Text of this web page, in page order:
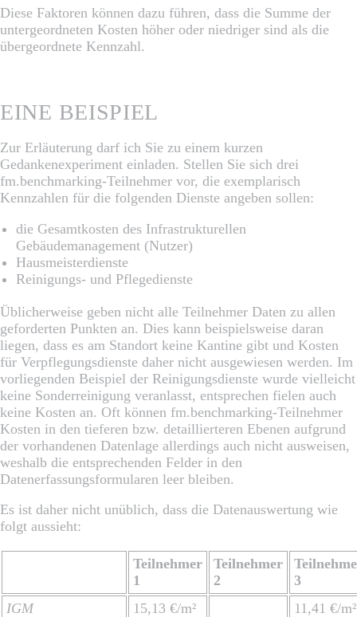
Diese Faktoren können dazu führen, dass die Summe der
untergeordneten Kosten höher oder niedriger sind als die
übergeordnete Kennzahl.
EINE BEISPIEL
Zur Erläuterung darf ich Sie zu einem kurzen
Gedankenexperiment einladen. Stellen Sie sich drei
fm.benchmarking-Teilnehmer vor, die exemplarisch
Kennzahlen für die folgenden Dienste angeben sollen:
die Gesamtkosten des Infrastrukturellen
Gebäudemanagement (Nutzer)
Hausmeisterdienste
Reinigungs- und Pflegedienste
Üblicherweise geben nicht alle Teilnehmer Daten zu allen
geforderten Punkten an. Dies kann beispielsweise daran
liegen, dass es am Standort keine Kantine gibt und Kosten
für Verpflegungsdienste daher nicht ausgewiesen werden. Im
vorliegenden Beispiel der Reinigungsdienste wurde vielleicht
keine Sonderreinigung veranlasst, entsprechen fielen auch
keine Kosten an. Oft können fm.benchmarking-Teilnehmer
Kosten in den tieferen bzw. detaillierteren Ebenen aufgrund
der vorhandenen Datenlage allerdings auch nicht ausweisen,
weshalb die entsprechenden Felder in den
Datenerfassungsformularen leer bleiben.
Es ist daher nicht unüblich, dass die Datenauswertung wie
folgt aussieht:
Teilnehmer
1
Teilnehmer
2
3
IGM
15,13 €/m²
11,41 €/m²